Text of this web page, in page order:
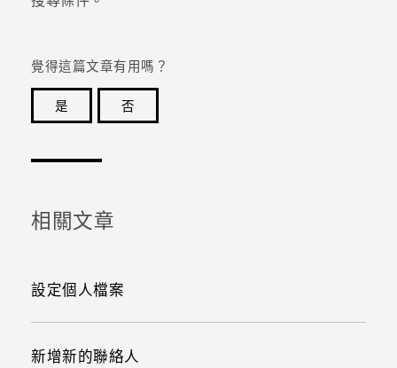
覺得這篇文章有用嗎？
是
否
相關文章
設定個人檔案
新增新的聯絡人